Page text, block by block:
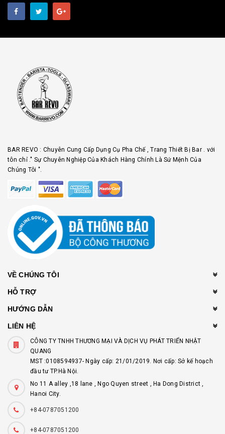
BAR REVO : Chuyên Cung Cấp Dụng Cụ Pha Chế , Trang Thiết Bị Bar . với
tôn chỉ ." Sự Chuyên Nghiệp Của Khách Hàng Chính Là Sứ Mệnh Của
Chúng Tôi ".
VỀ CHÚNG TÔI
HỖ TRỢ
HƯỚNG DẪN
LIÊN HỆ
CÔNG TY TNHH THƯƠNG MẠI VÀ DỊCH VỤ PHÁT TRIỂN NHẬT
QUANG
MST :0108594937- Ngày cấp: 21/01/2019. Nơi cấp: Sở kế hoạch
đầu tư TP.Hà Nội.
No 11 A alley ,18 lane , Ngo Quyen street , Ha Dong District ,
Hanoi City.
+84-0787051200
+84-0787051200